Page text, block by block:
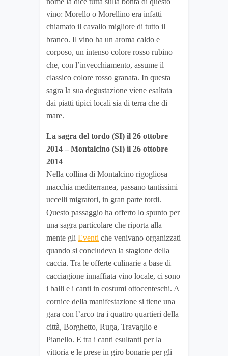
vino: Morello o Morellino era infatti
chiamato il cavallo migliore di tutto il
branco. Il vino ha un aroma caldo e
corposo, un intenso colore rosso rubino
che, con l’invecchiamento, assume il
classico colore rosso granata. In questa
sagra la sua degustazione viene esaltata
dai piatti tipici locali sia di terra che di
mare.
La sagra del tordo (SI) il 26 ottobre
2014 – Montalcino (SI) il 26 ottobre
2014
Nella collina di Montalcino rigogliosa
macchia mediterranea, passano tantissimi
uccelli migratori, in gran parte tordi.
Questo passaggio ha offerto lo spunto per
una sagra particolare che riporta alla
mente gli Eventi che venivano organizzati
quando si concludeva la stagione della
caccia. Tra le offerte culinarie a base di
cacciagione innaffiata vino locale, ci sono
i balli e i canti in costumi ottocenteschi. A
cornice della manifestazione si tiene una
gara con l’arco tra i quattro quartieri della
città, Borghetto, Ruga, Travaglio e
Pianello. E tra i canti esultanti per la
vittoria e le prese in giro bonarie per gli